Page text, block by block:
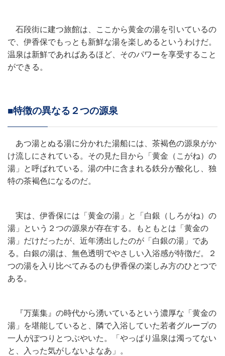
石段街に建つ旅館は、ここから黄金の湯を引いているの
で、伊香保でもっとも新鮮な湯を楽しめるというわけだ。
温泉は新鮮であればあるほど、そのパワーを享受すること
ができる。
■特徴の異なる２つの源泉
あつ湯とぬる湯に分かれた湯船には、茶褐色の源泉がか
け流しにされている。その見た目から「黄金（こがね）の
湯」と呼ばれている。湯の中に含まれる鉄分が酸化し、独
特の茶褐色になるのだ。
実は、伊香保には「黄金の湯」と「白銀（しろがね）の
湯」という２つの源泉が存在する。もともとは「黄金の
湯」だけだったが、近年湧出したのが「白銀の湯」であ
る。白銀の湯は、無色透明でやさしい入浴感が特徴だ。２
つの湯を入り比べてみるのも伊香保の楽しみ方のひとつで
ある。
『万葉集』の時代から湧いているという濃厚な「黄金の
湯」を堪能していると、隣で入浴していた若者グループの
一人がぽつりとつぶやいた。「やっぱり温泉は濁ってない
と、入った気がしないよなあ」。